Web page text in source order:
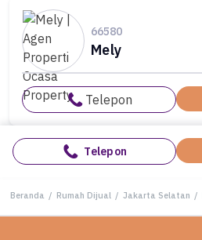
66580
Mely
Telepon
Telepon
Beranda / Rumah Dijual / Jakarta Selatan /